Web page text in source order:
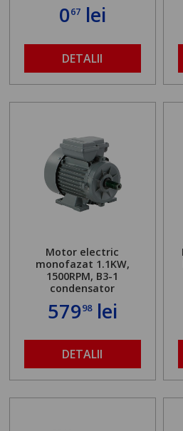
067lei
DETALII
Motor electric
monofazat 1.1KW,
1500RPM, B3-1
condensator
57998lei
DETALII